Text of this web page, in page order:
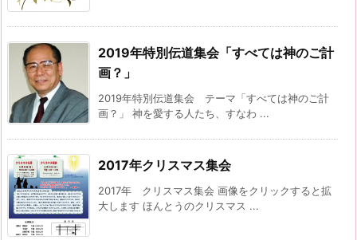
2019年特別伝道集会「すべては神のご計
画？」
2019年特別伝道集会 テーマ「すべては神のご計
画？」 神を愛する人たち、すなわ ...
2017年クリスマス集会
2017年 クリスマス集会 画像をクリックすると拡
大します ほんとうのクリスマス ...